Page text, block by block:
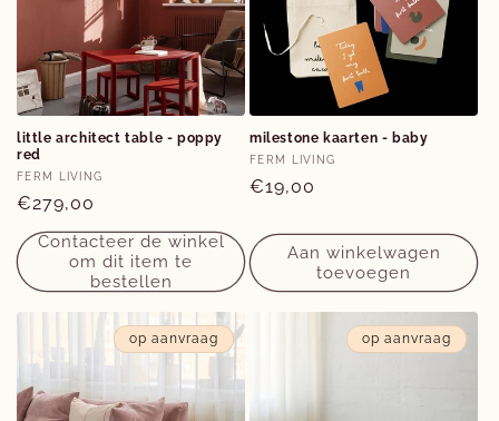
little architect table - poppy
red
Verkoper:
FERM LIVING
Normale
prijs
€279,00
Contacteer de winkel
om dit item te
bestellen
milestone kaarten - baby
Verkoper:
FERM LIVING
Normale
€19,00
Aan winkelwagen
toevoegen
op aanvraag op aanvraag